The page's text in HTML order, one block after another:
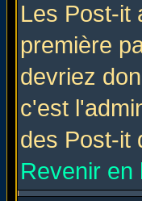
Les Post-it
première
devriez
c'est
des Post-it
Revenir en